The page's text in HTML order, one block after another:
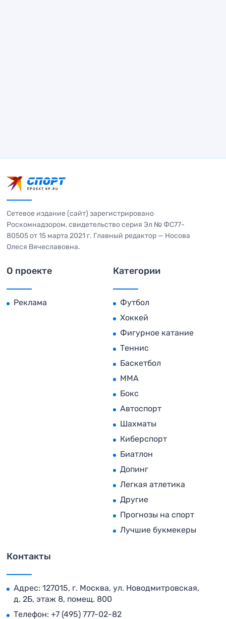
Сетевое издание (сайт) зарегистрировано
Роскомнадзором, свидетельство серия Эл № ФС77-
80505 от 15 марта 2021 г. Главный редактор — Носова
Олеся Вячеславовна.
О проекте
Реклама
Категории
Футбол
Хоккей
Фигурное катание
Теннис
Баскетбол
MMA
Бокс
Автоспорт
Шахматы
Киберспорт
Биатлон
Допинг
Легкая атлетика
Другие
Прогнозы на спорт
Лучшие букмекеры
Контакты
Адрес: 127015, г. Москва, ул. Новодмитровская,
д. 2Б, этаж 8, помещ. 800
Телефон: +7 (495) 777-02-82